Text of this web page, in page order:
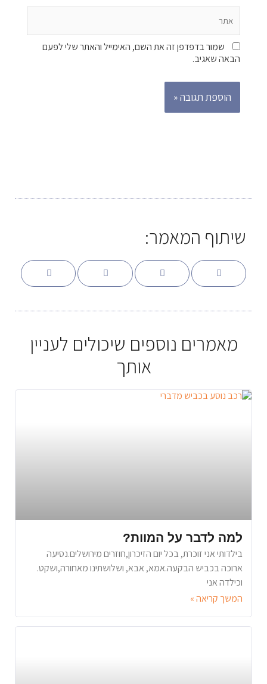
שמור בדפדפן זה את השם, האימייל והאתר שלי לפעם
הבאה שאגיב.
שיתוף המאמר:
מאמרים נוספים שיכולים לעניין
אותך
למה לדבר על המוות?
בילדותי אני זוכרת, בכל יום הזיכרון,חוזרים מירושלים.נסיעה
ארוכה בכביש הבקעה.אמא, אבא, ושלושתינו מאחורה,ושקט.
וכילדה אני
המשך קריאה »